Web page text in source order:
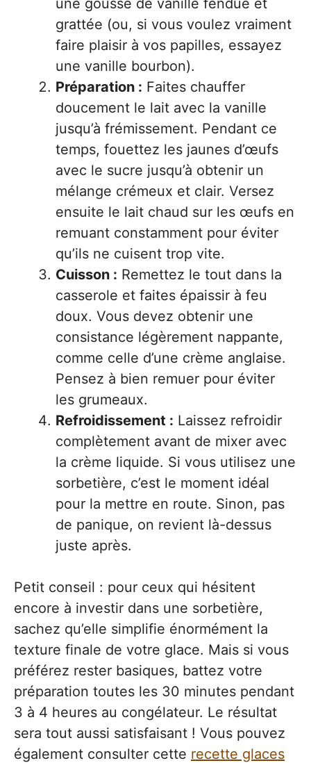
une gousse de vanille fendue et
grattée (ou, si vous voulez vraiment
faire plaisir à vos papilles, essayez
une vanille bourbon).
Préparation : Faites chauffer
doucement le lait avec la vanille
jusqu’à frémissement. Pendant ce
temps, fouettez les jaunes d’œufs
avec le sucre jusqu’à obtenir un
mélange crémeux et clair. Versez
ensuite le lait chaud sur les œufs en
remuant constamment pour éviter
qu’ils ne cuisent trop vite.
Cuisson : Remettez le tout dans la
casserole et faites épaissir à feu
doux. Vous devez obtenir une
consistance légèrement nappante,
comme celle d’une crème anglaise.
Pensez à bien remuer pour éviter
les grumeaux.
Refroidissement : Laissez refroidir
complètement avant de mixer avec
la crème liquide. Si vous utilisez une
sorbetière, c’est le moment idéal
pour la mettre en route. Sinon, pas
de panique, on revient là-dessus
juste après.
Petit conseil : pour ceux qui hésitent
encore à investir dans une sorbetière,
sachez qu’elle simplifie énormément la
texture finale de votre glace. Mais si vous
préférez rester basiques, battez votre
préparation toutes les 30 minutes pendant
3 à 4 heures au congélateur. Le résultat
sera tout aussi satisfaisant ! Vous pouvez
également consulter cette recette glaces